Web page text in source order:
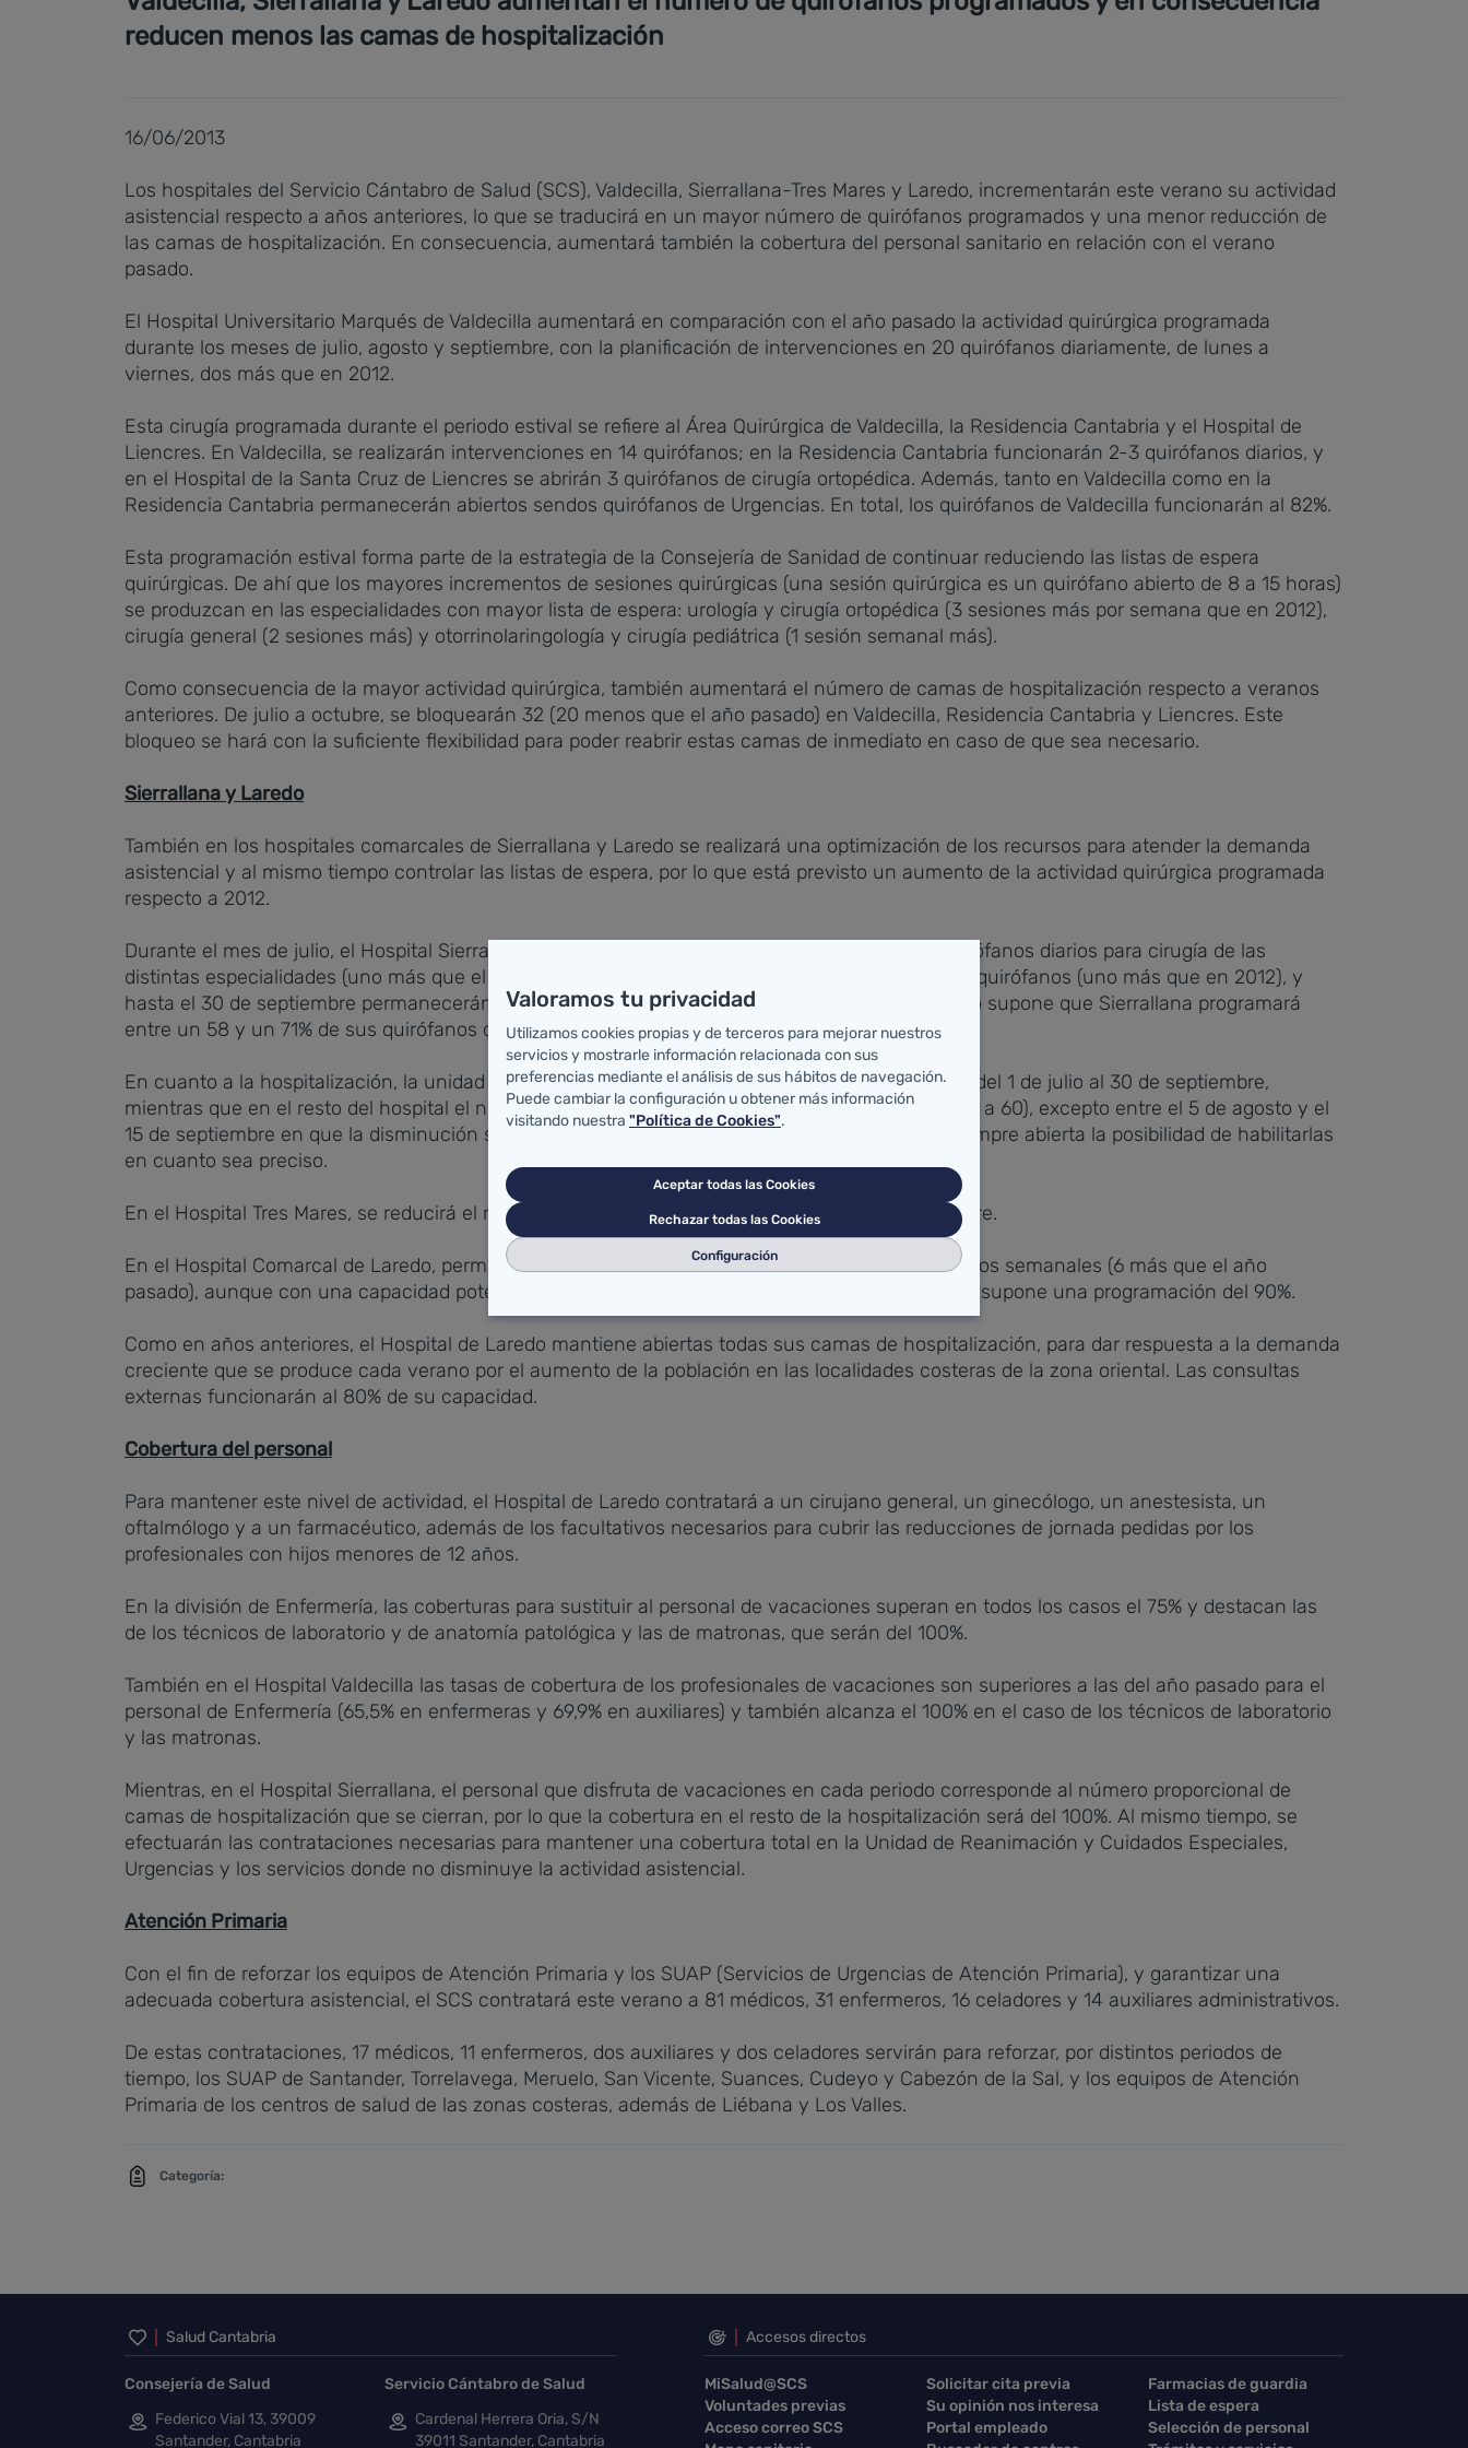
reducen menos las camas de hospitalización
16/06/2013
Los hospitales del Servicio Cántabro de Salud (SCS), Valdecilla, Sierrallana-Tres Mares y Laredo, incrementarán este verano su actividad
asistencial respecto a años anteriores, lo que se traducirá en un mayor número de quirófanos programados y una menor reducción de
las camas de hospitalización. En consecuencia, aumentará también la cobertura del personal sanitario en relación con el verano
pasado.
El Hospital Universitario Marqués de Valdecilla aumentará en comparación con el año pasado la actividad quirúrgica programada
durante los meses de julio, agosto y septiembre, con la planificación de intervenciones en 20 quirófanos diariamente, de lunes a
viernes, dos más que en 2012.
Esta cirugía programada durante el periodo estival se refiere al Área Quirúrgica de Valdecilla, la Residencia Cantabria y el Hospital de
Liencres. En Valdecilla, se realizarán intervenciones en 14 quirófanos; en la Residencia Cantabria funcionarán 2-3 quirófanos diarios, y
en el Hospital de la Santa Cruz de Liencres se abrirán 3 quirófanos de cirugía ortopédica. Además, tanto en Valdecilla como en la
Residencia Cantabria permanecerán abiertos sendos quirófanos de Urgencias. En total, los quirófanos de Valdecilla funcionarán al 82%.
Esta programación estival forma parte de la estrategia de la Consejería de Sanidad de continuar reduciendo las listas de espera
quirúrgicas. De ahí que los mayores incrementos de sesiones quirúrgicas (una sesión quirúrgica es un quirófano abierto de 8 a 15 horas)
se produzcan en las especialidades con mayor lista de espera: urología y cirugía ortopédica (3 sesiones más por semana que en 2012),
cirugía general (2 sesiones más) y otorrinolaringología y cirugía pediátrica (1 sesión semanal más).
Como consecuencia de la mayor actividad quirúrgica, también aumentará el número de camas de hospitalización respecto a veranos
anteriores. De julio a octubre, se bloquearán 32 (20 menos que el año pasado) en Valdecilla, Residencia Cantabria y Liencres. Este
bloqueo se hará con la suficiente flexibilidad para poder reabrir estas camas de inmediato en caso de que sea necesario.
Sierrallana y Laredo
También en los hospitales comarcales de Sierrallana y Laredo se realizará una optimización de los recursos para atender la demanda
asistencial y al mismo tiempo controlar las listas de espera, por lo que está previsto un aumento de la actividad quirúrgica programada
respecto a 2012.
Durante el mes de julio, el Hospital Sierrallana abrirá, además del quirófano de Urgencias, 5 quirófanos diarios para cirugía de las
distintas especialidades (uno más que el verano pasado); del 1 de agosto al 15 de septiembre, 4 quirófanos (uno más que en 2012), y
hasta el 30 de septiembre permanecerán abiertos, como el año pasado, 5 quirófanos al día. Esto supone que Sierrallana programará
entre un 58 y un 71% de sus quirófanos diariamente.
En cuanto a la hospitalización, la unidad de corta estancia de Sierrallana permanecerá cerrada del 1 de julio al 30 de septiembre,
mientras que en el resto del hospital el número de camas disponibles se reducirá un 20% (de 74 a 60), excepto entre el 5 de agosto y el
15 de septiembre en que la disminución será del 38% (de 74 a 44-48), en todo caso dejando siempre abierta la posibilidad de habilitarlas
en cuanto sea preciso.
En el Hospital Tres Mares, se reducirá el número de camas de 22-24 a 12-14, de julio a septiembre.
En el Hospital Comarcal de Laredo, permanecerán activos, entre junio y septiembre, 18 quirófanos semanales (6 más que el año
pasado), aunque con una capacidad potencial máxima de 20 (5 más que el año pasado), lo que supone una programación del 90%.
Como en años anteriores, el Hospital de Laredo mantiene abiertas todas sus camas de hospitalización, para dar respuesta a la demanda
creciente que se produce cada verano por el aumento de la población en las localidades costeras de la zona oriental. Las consultas
externas funcionarán al 80% de su capacidad.
Cobertura del personal
Para mantener este nivel de actividad, el Hospital de Laredo contratará a un cirujano general, un ginecólogo, un anestesista, un
oftalmólogo y a un farmacéutico, además de los facultativos necesarios para cubrir las reducciones de jornada pedidas por los
profesionales con hijos menores de 12 años.
En la división de Enfermería, las coberturas para sustituir al personal de vacaciones superan en todos los casos el 75% y destacan las
de los técnicos de laboratorio y de anatomía patológica y las de matronas, que serán del 100%.
También en el Hospital Valdecilla las tasas de cobertura de los profesionales de vacaciones son superiores a las del año pasado para el
personal de Enfermería (65,5% en enfermeras y 69,9% en auxiliares) y también alcanza el 100% en el caso de los técnicos de laboratorio
y las matronas.
Mientras, en el Hospital Sierrallana, el personal que disfruta de vacaciones en cada periodo corresponde al número proporcional de
camas de hospitalización que se cierran, por lo que la cobertura en el resto de la hospitalización será del 100%. Al mismo tiempo, se
efectuarán las contrataciones necesarias para mantener una cobertura total en la Unidad de Reanimación y Cuidados Especiales,
Urgencias y los servicios donde no disminuye la actividad asistencial.
Atención Primaria
Con el fin de reforzar los equipos de Atención Primaria y los SUAP (Servicios de Urgencias de Atención Primaria), y garantizar una
adecuada cobertura asistencial, el SCS contratará este verano a 81 médicos, 31 enfermeros, 16 celadores y 14 auxiliares administrativos.
De estas contrataciones, 17 médicos, 11 enfermeros, dos auxiliares y dos celadores servirán para reforzar, por distintos periodos de
tiempo, los SUAP de Santander, Torrelavega, Meruelo, San Vicente, Suances, Cudeyo y Cabezón de la Sal, y los equipos de Atención
Primaria de los centros de salud de las zonas costeras, además de Liébana y Los Valles.
Categoría:
Inicio del pie de página
Salud Cantabria
Consejería de Salud
Federico Vial 13, 39009
Santander, Cantabria
Servicio Cántabro de Salud
Cardenal Herrera Oria, S/N
39011 Santander, Cantabria
Accesos directos
MiSalud@SCS Solicitar cita previa
Farmacias de guardia
Voluntades previas
Su opinión nos interesa
Lista de espera
Acceso correo SCS
Portal empleado
Selección de personal
Valoramos tu privacidad
Utilizamos cookies propias y de terceros para mejorar nuestros
servicios y mostrarle información relacionada con sus
preferencias mediante el análisis de sus hábitos de navegación.
Puede cambiar la configuración u obtener más información
visitando nuestra "Política de Cookies".
Aceptar todas las Cookies
Rechazar todas las Cookies
Configuración